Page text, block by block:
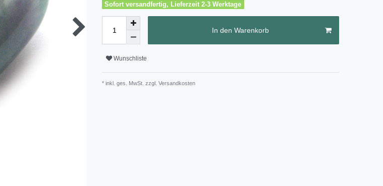
Sofort versandfertig, Lieferzeit 2-3 Werktage
In den Warenkorb
Wunschliste
* inkl. ges. MwSt. zzgl. Versandkosten